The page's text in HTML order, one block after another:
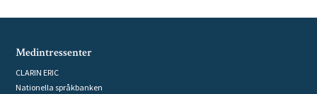
Medintressenter
CLARIN ERIC
Nationella språkbanken